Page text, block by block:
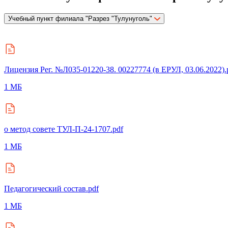
Учебный пункт филиала "Разрез "Тулунуголь"
Лицензия Рег. №Л035-01220-38. 00227774 (в ЕРУЛ,
1 МБ
о метод совете ТУЛ-П-24-1707.pdf
1 МБ
Педагогический состав.pdf
1 МБ